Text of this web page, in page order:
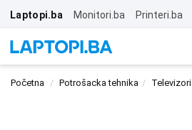
Laptopi.ba Monitori.ba Printeri.ba
Početna Potrošacka tehnika Televizori